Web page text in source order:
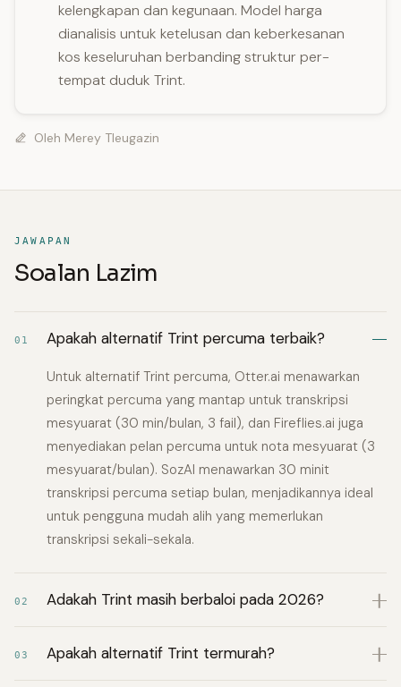
kelengkapan dan kegunaan. Model harga
dianalisis untuk ketelusan dan keberkesanan
kos keseluruhan berbanding struktur per-
tempat duduk Trint.
Oleh Merey Tleugazin
JAWAPAN
Soalan Lazim
01 Apakah alternatif Trint percuma terbaik?
Untuk alternatif Trint percuma, Otter.ai menawarkan
peringkat percuma yang mantap untuk transkripsi
mesyuarat (30 min/bulan, 3 fail), dan Fireflies.ai juga
menyediakan pelan percuma untuk nota mesyuarat (3
mesyuarat/bulan). SozAI menawarkan 30 minit
transkripsi percuma setiap bulan, menjadikannya ideal
untuk pengguna mudah alih yang memerlukan
transkripsi sekali-sekala.
02 Adakah Trint masih berbaloi pada 2026?
03 Apakah alternatif Trint termurah?